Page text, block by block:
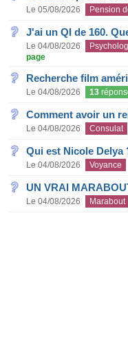
Le 05/08/2026 Pension
J'ai un QI de 160.
Le 04/08/2026
page
Recherche film
Le 04/08/2026 13
Comment avoir un
Le 04/08/2026 Consulat
Qui est Nicole Delya
Le 04/08/2026 Voyance
UN VRAI
Le 04/08/2026 Marabout